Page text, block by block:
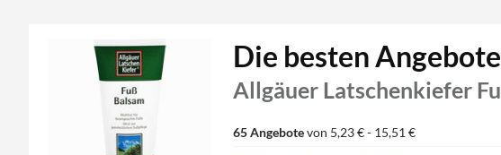
Die besten
Allgäuer Latschenkiefer
65 Angebotevon 5,23 € - 15,51 €